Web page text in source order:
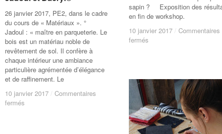
sapin ? Exposition des
en fin de workshop.
10 janvier 2017 / Commentaires
fermés
–
EXPLORATIONS
PHOTOGRAPHIQUES
10 janvier 2017 / Commentaires
fermés
–
EXPLORATIONS
PHOTOGRAPHIQUES
26 janvier 2017, PE2, dans le cadre
du cours de « Matériaux ». °
Jadoul : « maître en parqueterie. Le
bois est un matériau noble de
revêtement de sol. Il confère à
chaque intérieur une ambiance
particulière agrémentée d’élégance
et de raffinement. Le
10 janvier 2017 / Commentaires
fermés
10 janvier 2017 / Commentaires
fermés